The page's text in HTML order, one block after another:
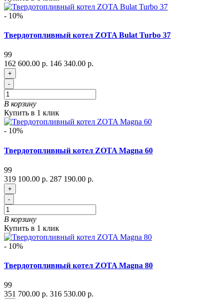
- 10%
Твердотопливный котел ZOTA Bulat Turbo 37
99
162 600.00 р. 146 340.00 р.
+
-
В корзину
Купить в 1 клик
- 10%
Твердотопливный котел ZOTA Magna 60
99
319 100.00 р. 287 190.00 р.
+
-
В корзину
Купить в 1 клик
- 10%
Твердотопливный котел ZOTA Magna 80
99
351 700.00 р. 316 530.00 р.